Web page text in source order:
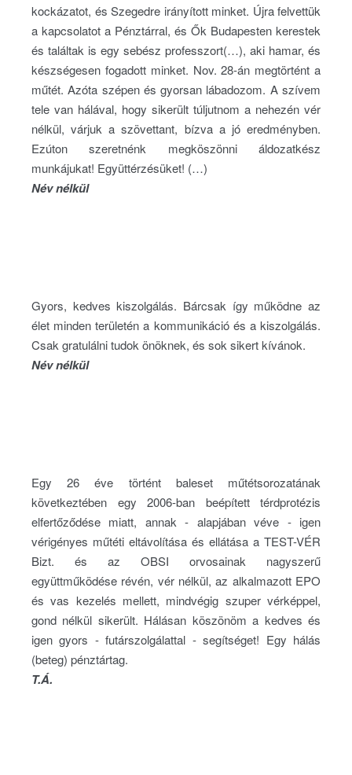
kockázatot, és Szegedre irányított minket. Újra felvettük
a kapcsolatot a Pénztárral, és Ők Budapesten kerestek
és találtak is egy sebész professzort(…), aki hamar, és
készségesen fogadott minket. Nov. 28-án megtörtént a
műtét. Azóta szépen és gyorsan lábadozom. A szívem
tele van hálával, hogy sikerült túljutnom a nehezén vér
nélkül, várjuk a szövettant, bízva a jó eredményben.
Ezúton szeretnénk megköszönni áldozatkész
munkájukat! Együttérzésüket! (…)
Név nélkül
Gyors, kedves kiszolgálás. Bárcsak így működne az
élet minden területén a kommunikáció és a kiszolgálás.
Csak gratulálni tudok önöknek, és sok sikert kívánok.
Név nélkül
Egy 26 éve történt baleset műtétsorozatának
következtében egy 2006-ban beépített térdprotézis
elfertőződése miatt, annak - alapjában véve - igen
vérigényes műtéti eltávolítása és ellátása a TEST-VÉR
Bizt. és az OBSI orvosainak nagyszerű
együttműködése révén, vér nélkül, az alkalmazott EPO
és vas kezelés mellett, mindvégig szuper vérképpel,
gond nélkül sikerült. Hálásan köszönöm a kedves és
igen gyors - futárszolgálattal - segítséget! Egy hálás
(beteg) pénztártag.
T.Á.